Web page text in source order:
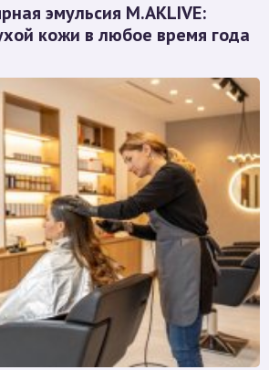
эмульсия M.AKLIVE:
кожи в любое время года